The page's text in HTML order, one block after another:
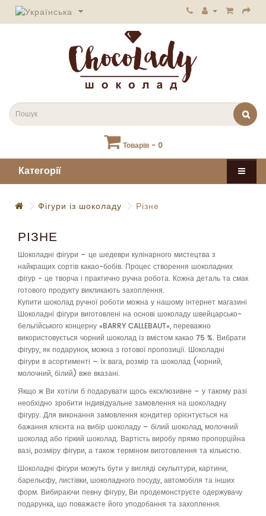
Товарів - 0
Категорії
Фігури із шоколаду Різне
РІЗНЕ
Шоколадні фігури – це шедеври кулінарного мистецтва з
найкращих сортів какао-бобів. Процес створення шоколадних
фігур - це творча і практично ручна робота. Кожна деталь та смак
готового продукту викликають захоплення.
Купити шоколад ручної роботи можна у нашому інтернет магазині
Шоколадні фігури виготовлені на основі шоколаду швейцарсько-
бельгійського концерну «BARRY CALLEBAUT», переважно
використовується чорний шоколад із вмістом какао 75 %. Вибрати
фігуру, як подарунок, можна з готової пропозиції. Шоколадні
фігури в асортименті – їх вага, розмір та шоколад (чорний,
молочний, білий) вже вказані.
Якщо ж Ви хотіли б подарувати щось ексклюзивне – у такому разі
необхідно зробити індивідуальне замовлення на шоколадну
фігуру. Для виконання замовлення кондитер орієнтується на
бажання клієнта на вибір шоколаду – білий шоколад, молочний
шоколад або гіркий шоколад. Вартість виробу прямо пропорційна
вазі, розміру фігури, а також терміном виготовлення та кількістю.
Шоколадні фігури можуть бути у вигляді скульптури, картини,
барельєфу, листівки, шоколадного посуду, автомобіля та інших
форм. Вибираючи певну фігуру, Ви продемонструєте одержувачу
подарунка, що поважаєте його уподобання та захоплення.